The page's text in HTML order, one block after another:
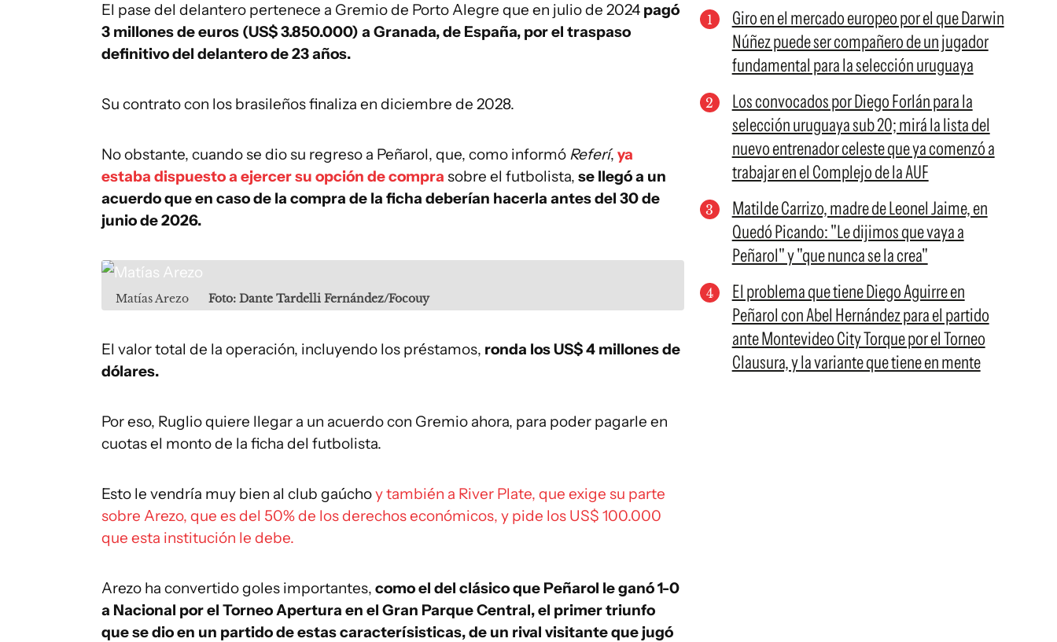
El pase del delantero pertenece a Gremio de Porto Alegre que en julio de 2024 pagó
3 millones de euros (US$ 3.850.000) a Granada, de España, por el traspaso
definitivo del delantero de 23 años.
Su contrato con los brasileños finaliza en diciembre de 2028.
No obstante, cuando se dio su regreso a Peñarol, que, como informó Referí, ya
estaba dispuesto a ejercer su opción de compra sobre el futbolista, se llegó a un
acuerdo que en caso de la compra de la ficha deberían hacerla antes del 30 de
junio de 2026.
Matías Arezo Foto: Dante Tardelli Fernández/Focouy
El valor total de la operación, incluyendo los préstamos, ronda los US$ 4 millones de
dólares.
Por eso, Ruglio quiere llegar a un acuerdo con Gremio ahora, para poder pagarle en
cuotas el monto de la ficha del futbolista.
Esto le vendría muy bien al club gaúchoy también a River Plate, que exige su parte
sobre Arezo, que es del 50% de los derechos económicos, y pide los US$ 100.000
que esta institución le debe.
Arezo ha convertido goles importantes, como el del clásico que Peñarol le ganó 1-0
a Nacional por el Torneo Apertura en el Gran Parque Central,el primer triunfo
que se dio en un partido de estas caracterísisticas, de un rival visitante que jugó
Giro en el mercado europeo por el que Darwin
Núñez puede ser compañero de un jugador
fundamental para la selección uruguaya
Los convocados por Diego Forlán para la
selección uruguaya sub 20; mirá la lista del
nuevo entrenador celeste que ya comenzó a
trabajar en el Complejo de la AUF
Matilde Carrizo, madre de Leonel Jaime, en
Quedó Picando: "Le dijimos que vaya a
Peñarol" y "que nunca se la crea"
El problema que tiene Diego Aguirre en
Peñarol con Abel Hernández para el partido
ante Montevideo City Torque por el Torneo
Clausura, y la variante que tiene en mente